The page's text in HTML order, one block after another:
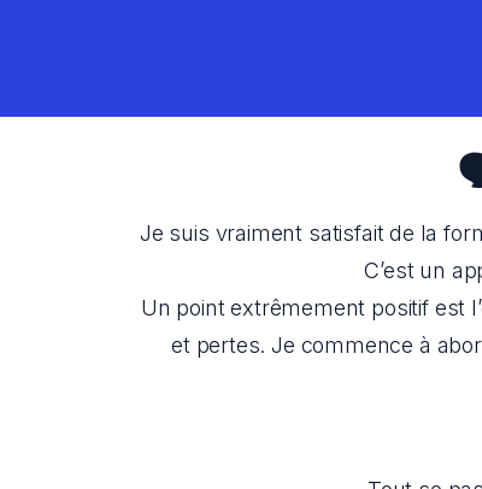
Je suis vraiment satisfait de la
C’est un
Un point extrêmement positif est
et pertes. Je commence à